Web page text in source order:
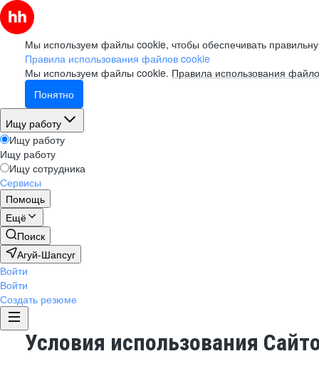
Мы используем файлы cookie, чтобы обеспечивать
Правила использования файлов cookie
Мы используем файлы cookie. Правила использования
Понятно
Ищу работу
Ищу работу
Ищу работу
Ищу сотрудника
Сервисы
Помощь
Ещё
Поиск
Агуй-Шапсуг
Войти
Войти
Создать резюме
Условия использования